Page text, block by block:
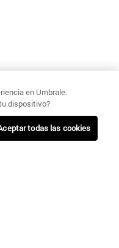
en Umbrale.
dispositivo?
todas las cookies